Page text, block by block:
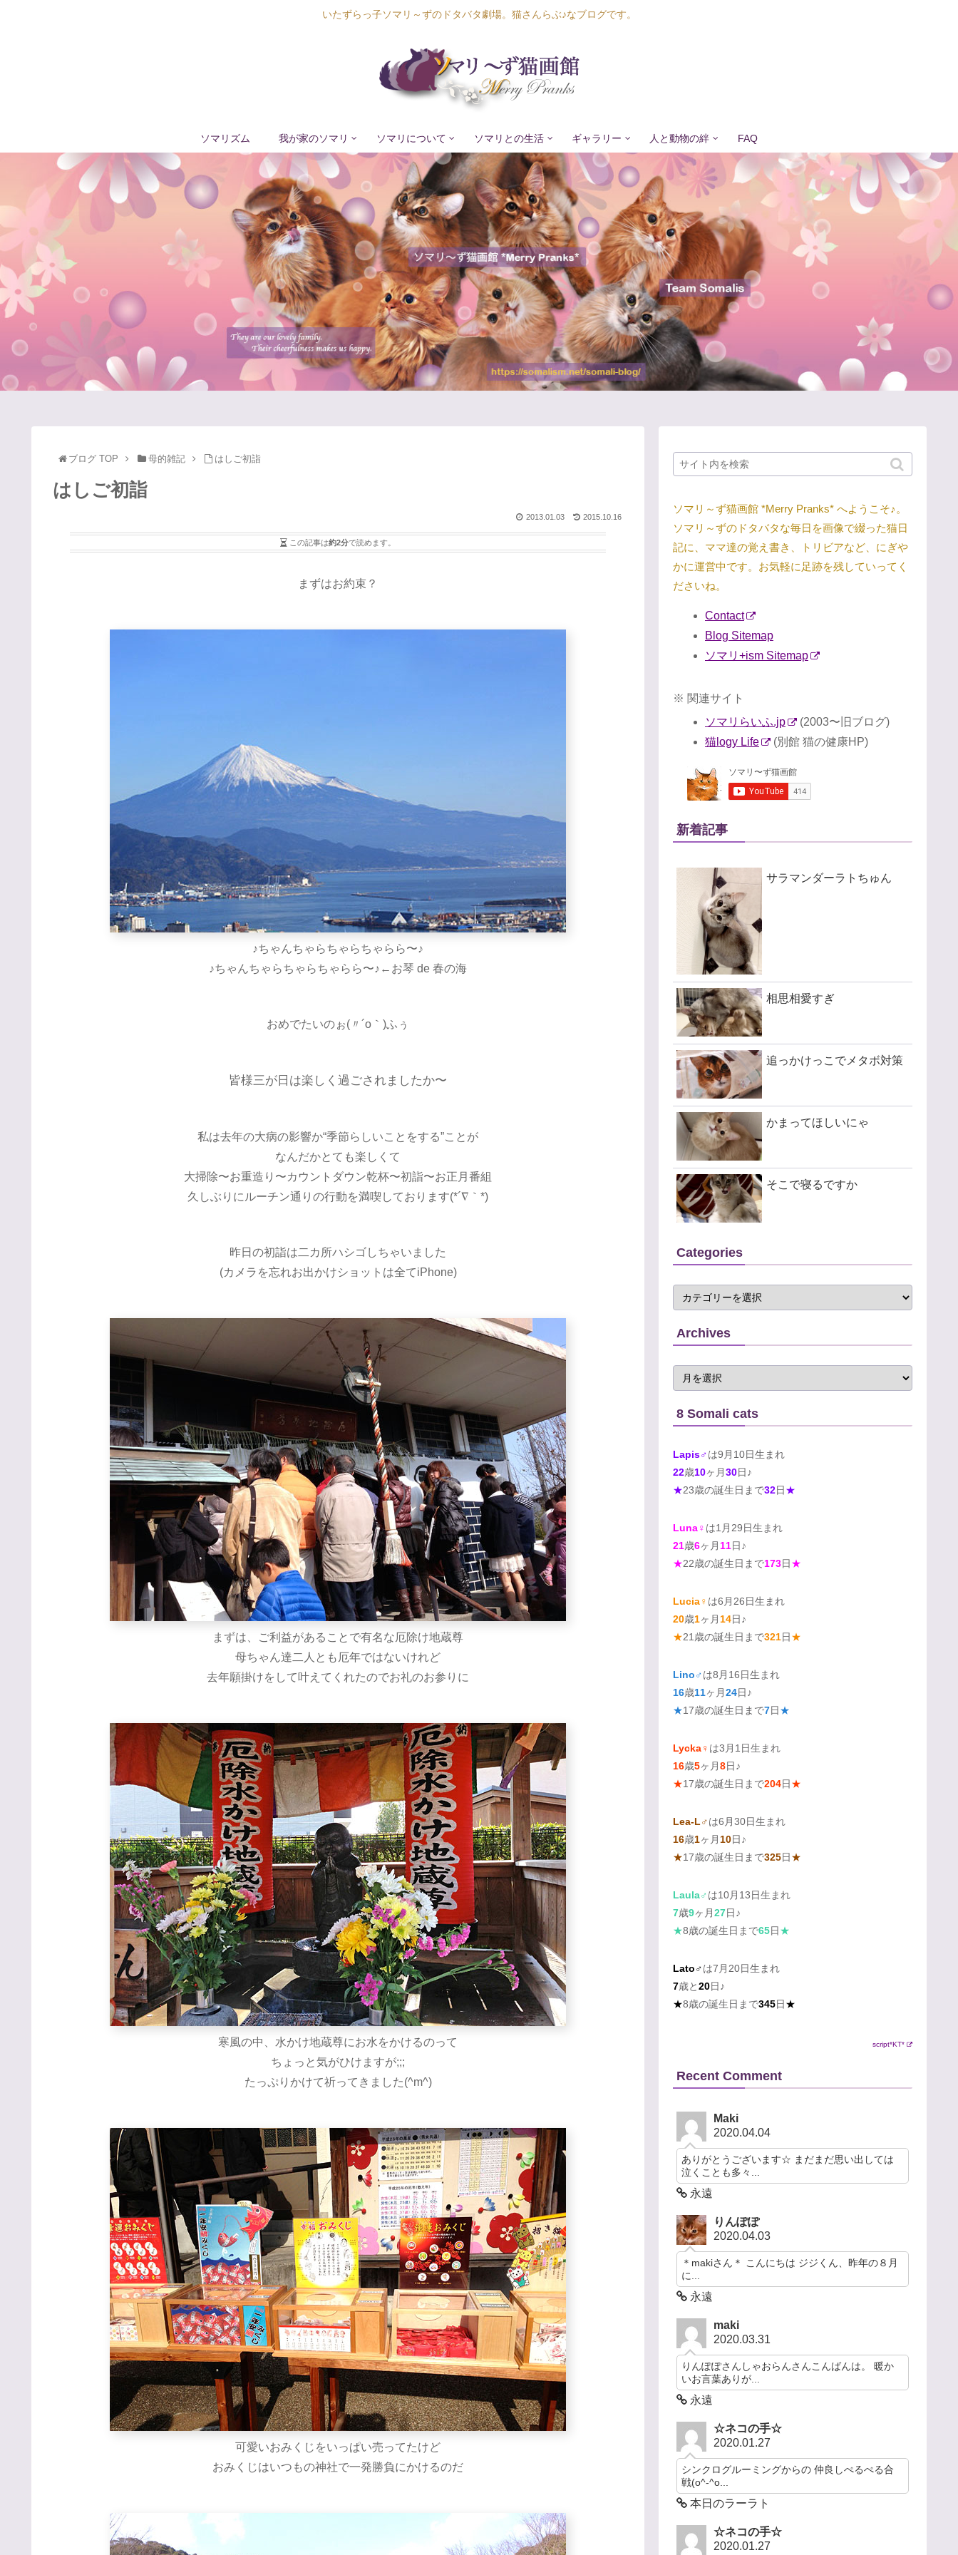
いたずらっ子ソマリ～ずのドタバタ劇場。猫さんらぶ♪なブログです。
ソマリズム 我が家のソマリ ソマリについて ソマリとの生活 ギャラリー 人と動物の絆 FAQ
Lapis Luna
Lucia Lino
Lycka Leal
Laula
ブログ TOP 母的雑記 はしご初詣
はしご初詣
2015.10.16
2013.01.03
この記事は約2分で読めます。
まずはお約束？
♪ちゃんちゃらちゃらちゃらら〜♪
♪ちゃんちゃらちゃらちゃらら〜♪←お琴 de 春の海
おめでたいのぉ(〃´o｀)ふぅ
皆様三が日は楽しく過ごされましたか〜
私は去年の大病の影響か“季節らしいことをする”ことが
なんだかとても楽しくて
大掃除〜お重造り〜カウントダウン乾杯〜初詣〜お正月番組
久しぶりにルーチン通りの行動を満喫しております(*´∇｀*)
昨日の初詣は二カ所ハシゴしちゃいました
(カメラを忘れお出かけショットは全てiPhone)
まずは、ご利益があることで有名な厄除け地蔵尊
母ちゃん達二人とも厄年ではないけれど
去年願掛けをして叶えてくれたのでお礼のお参りに
寒風の中、水かけ地蔵尊にお水をかけるのって
ちょっと気がひけますが;;;
たっぷりかけて祈ってきました(^m^)
可愛いおみくじをいっぱい売ってたけど
おみくじはいつもの神社で一発勝負にかけるのだ
ソマリ～ず猫画館 *Merry Pranks* へようこそ♪。
ソマリ～ずのドタバタな毎日を画像で綴った猫日
記に、ママ達の覚え書き、トリビアなど、にぎや
かに運営中です。お気軽に足跡を残していってく
ださいね。
Contact
Blog Sitemap
ソマリ+ism Sitemap
※ 関連サイト
ソマリらいふ.jp
(2003〜旧ブログ)
猫logy Life
(別館 猫の健康HP)
新着記事
サラマンダーラトちゅん
相思相愛すぎ
追っかけっこでメタボ対策
かまってほしいにゃ
そこで寝るですか
Categories
Archives
8 Somali cats
Lapis♂は9月10日生まれ
22歳10ヶ月30日♪
★23歳の誕生日まで32日★
Luna♀ は1月29日生まれ
21歳6ヶ月 11日♪
★22歳の誕生日まで173日★
Lucia♀ は6月26日生まれ
20歳1ヶ月 14日♪
★21歳の誕生日まで321日★
Lino♂ は8月16日生まれ
16歳11ヶ月24日♪
★17歳の誕生日まで7日★
Lycka♀ は3月1日生まれ
16歳5ヶ月8日♪
★17歳の誕生日まで204日★
Lea-L♂は6月30日生まれ
16歳1ヶ月 10日♪
★17歳の誕生日まで325日★
Laula♂ は10月13日生まれ
7歳9ヶ月27日♪
★8歳の誕生日まで65日★
Lato♂は7月20日生まれ
7歳と20日♪
★8歳の誕生日まで345日★
script*KT*
Recent Comment
Maki
2020.04.04
ありがとうございます☆ まだまだ思い出しては
泣くことも多々...
永遠
りんぽぽ
2020.04.03
＊makiさん＊ こんにちは ジジくん、昨年の８月
に...
永遠
maki
2020.03.31
りんぽぽさんしゃおらんさんこんばんは。 暖か
いお言葉ありが...
永遠
☆ネコの手☆
2020.01.27
シンクログルーミングからの 仲良しぺるぺる合
戦(o^-^o...
本日のラーラト
☆ネコの手☆
2020.01.27